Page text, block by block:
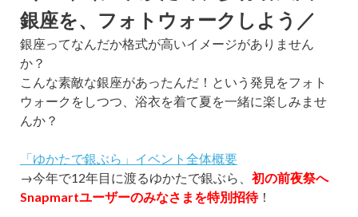
銀座を、フォトウォークしよう／
銀座ってなんだか格式が高いイメージがありません
か？
こんな素敵な銀座があったんだ！という発見をフォト
ウォークをしつつ、浴衣を着て夏を一緒に楽しみませ
んか？
「ゆかたで銀ぶら」イベント全体概要
→今年で12年目に渡るゆかたで銀ぶら、 初の前夜祭へ
Snapmartユーザーのみなさまを特別招待！